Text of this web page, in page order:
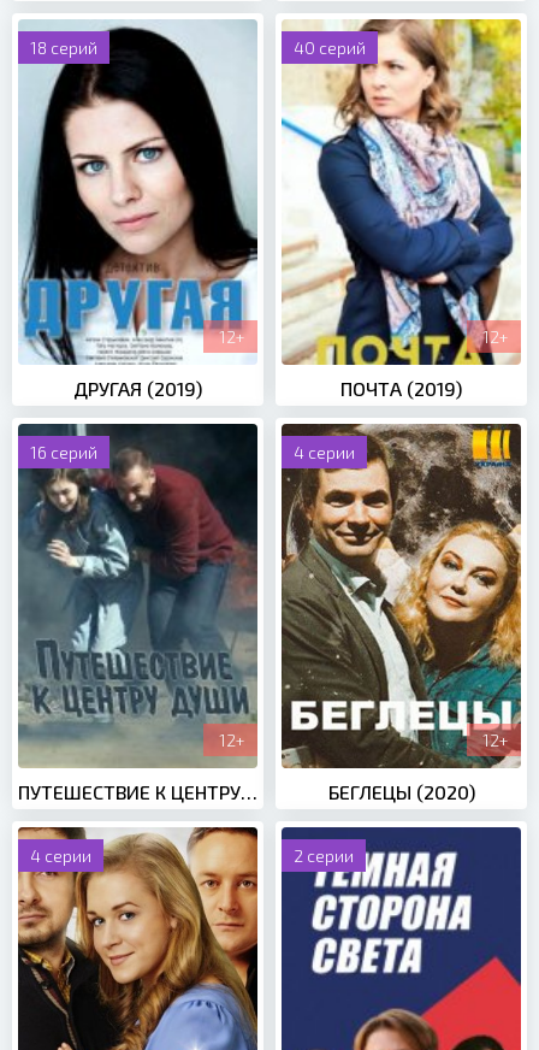
18 серий
12+
ДРУГАЯ (2019)
40 серий
12+
ПОЧТА (2019)
16 серий
12+
ПУТЕШЕСТВИЕ К ЦЕНТРУ ДУШИ (2018)
4 серии
12+
БЕГЛЕЦЫ (2020)
4 серии 2 серии